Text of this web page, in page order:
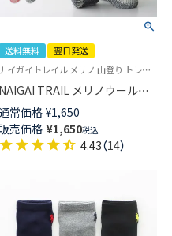
送料無料
翌日発送
ナイガイトレイル メリノ 山登り トレッキング ロングトレイル 富士登山 富士山 抗菌防臭 パイル編み
NAIGAI TRAIL メリノウール混
登山用ソックス メンズ＆レディ
ース【365日最短翌日発送】
通常価格 ¥1,650
販売価格 ¥1,650税込
4.43（14）